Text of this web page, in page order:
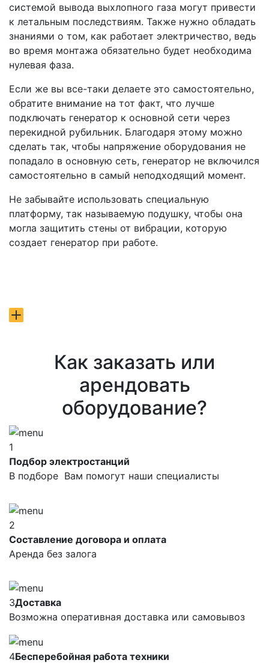
системой вывода выхлопного газа могут привести
к летальным последствиям. Также нужно обладать
знаниями о том, как работает электричество, ведь
во время монтажа обязательно будет необходима
нулевая фаза.
Если же вы все-таки делаете это самостоятельно,
обратите внимание на тот факт, что лучше
подключать генератор к основной сети через
перекидной рубильник. Благодаря этому можно
сделать так, чтобы напряжение оборудования не
попадало в основную сеть, генератор не включился
самостоятельно в самый неподходящий момент.
Не забывайте использовать специальную
платформу, так называемую подушку, чтобы она
могла защитить стены от вибрации, которую
создает генератор при работе.
Как заказать или
арендовать
оборудование?
1
Подбор электростанций
В подборе Вам помогут наши специалисты
2
Составление договора и оплата
Аренда без залога
3Доставка
Возможна оперативная доставка или самовывоз
4Бесперебойная работа техники